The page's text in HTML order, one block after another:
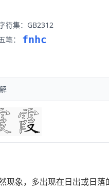
符集：GB2312
笔：
fnhc
现象，多出现在日出或日落